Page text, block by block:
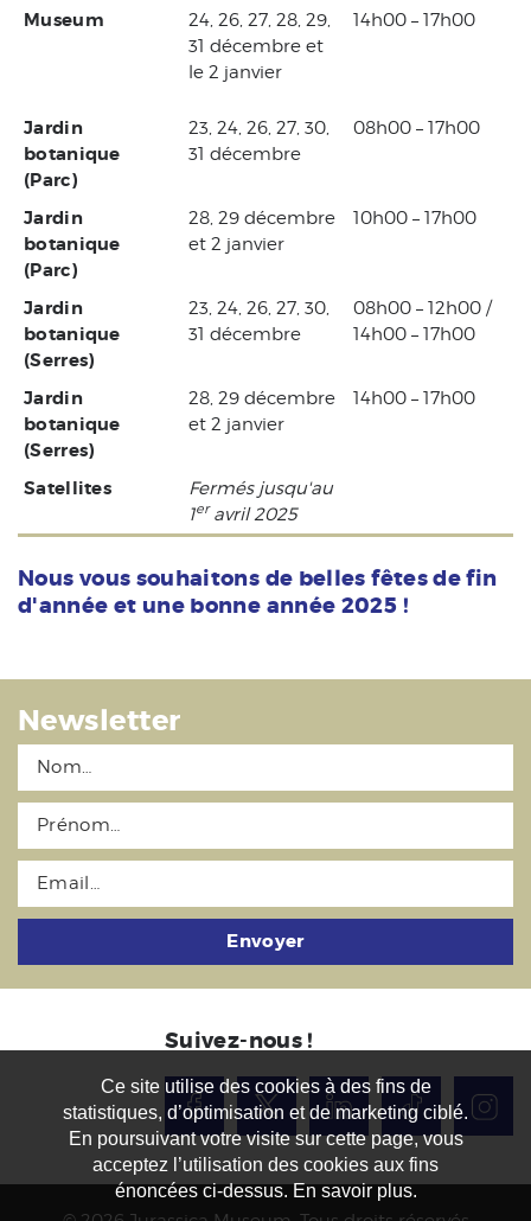
Museum
24, 26, 27, 28, 29,
31 décembre et
le 2 janvier
14h00 – 17h00
Jardin
botanique
(Parc)
23, 24, 26, 27, 30,
31 décembre
08h00 – 17h00
Jardin
botanique
(Parc)
28, 29 décembre
et 2 janvier
10h00 – 17h00
Jardin
botanique
(Serres)
23, 24, 26, 27, 30,
31 décembre
08h00 – 12h00 /
14h00 – 17h00
Jardin
botanique
(Serres)
28, 29 décembre
et 2 janvier
14h00 – 17h00
Satellites
Fermés jusqu'au
1eravril 2025
Nous vous souhaitons de belles fêtes de fin
d'année et une bonne année 2025 !
Newsletter
Envoyer
Suivez-nous !
Ce site utilise des cookies à des fins de
statistiques, d’optimisation et de marketing ciblé.
En poursuivant votre visite sur cette page, vous
acceptez l’utilisation des cookies aux fins
énoncées ci-dessus. En savoir plus.